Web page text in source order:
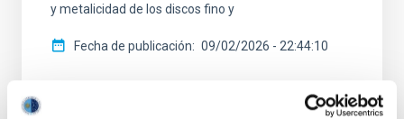
y metalicidad de los discos fino y
Fecha de publicación 09/02/2026 - 22:44:10